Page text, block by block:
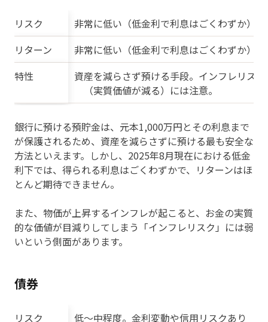
リスク
非常に低い（低金利で利息はごくわずか）
リターン
非常に低い（低金利で利息はごくわずか）
特性
資産を減らさず預ける手段。インフレリスク
（実質価値が減る）には注意。
銀行に預ける預貯金は、元本1,000万円とその利息まで
が保護されるため、資産を減らさずに預ける最も安全な
方法といえます。しかし、2025年8月現在における低金
利下では、得られる利息はごくわずかで、リターンはほ
とんど期待できません。
また、物価が上昇するインフレが起こると、お金の実質
的な価値が目減りしてしまう「インフレリスク」には弱
いという側面があります。
債券
リスク
低〜中程度。金利変動や信用リスクあり